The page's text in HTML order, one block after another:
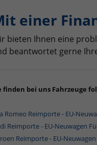
einer
bieten Ihnen eine
beantwortet gerne
finden bei uns Fahrzeuge
Romeo Reimporte - EU-
Reimporte - EU-Neuwagen
Reimporte - EU-